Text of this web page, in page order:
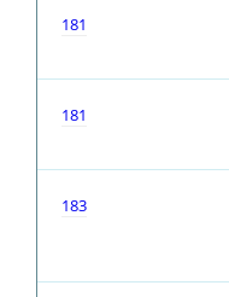
181
181
183